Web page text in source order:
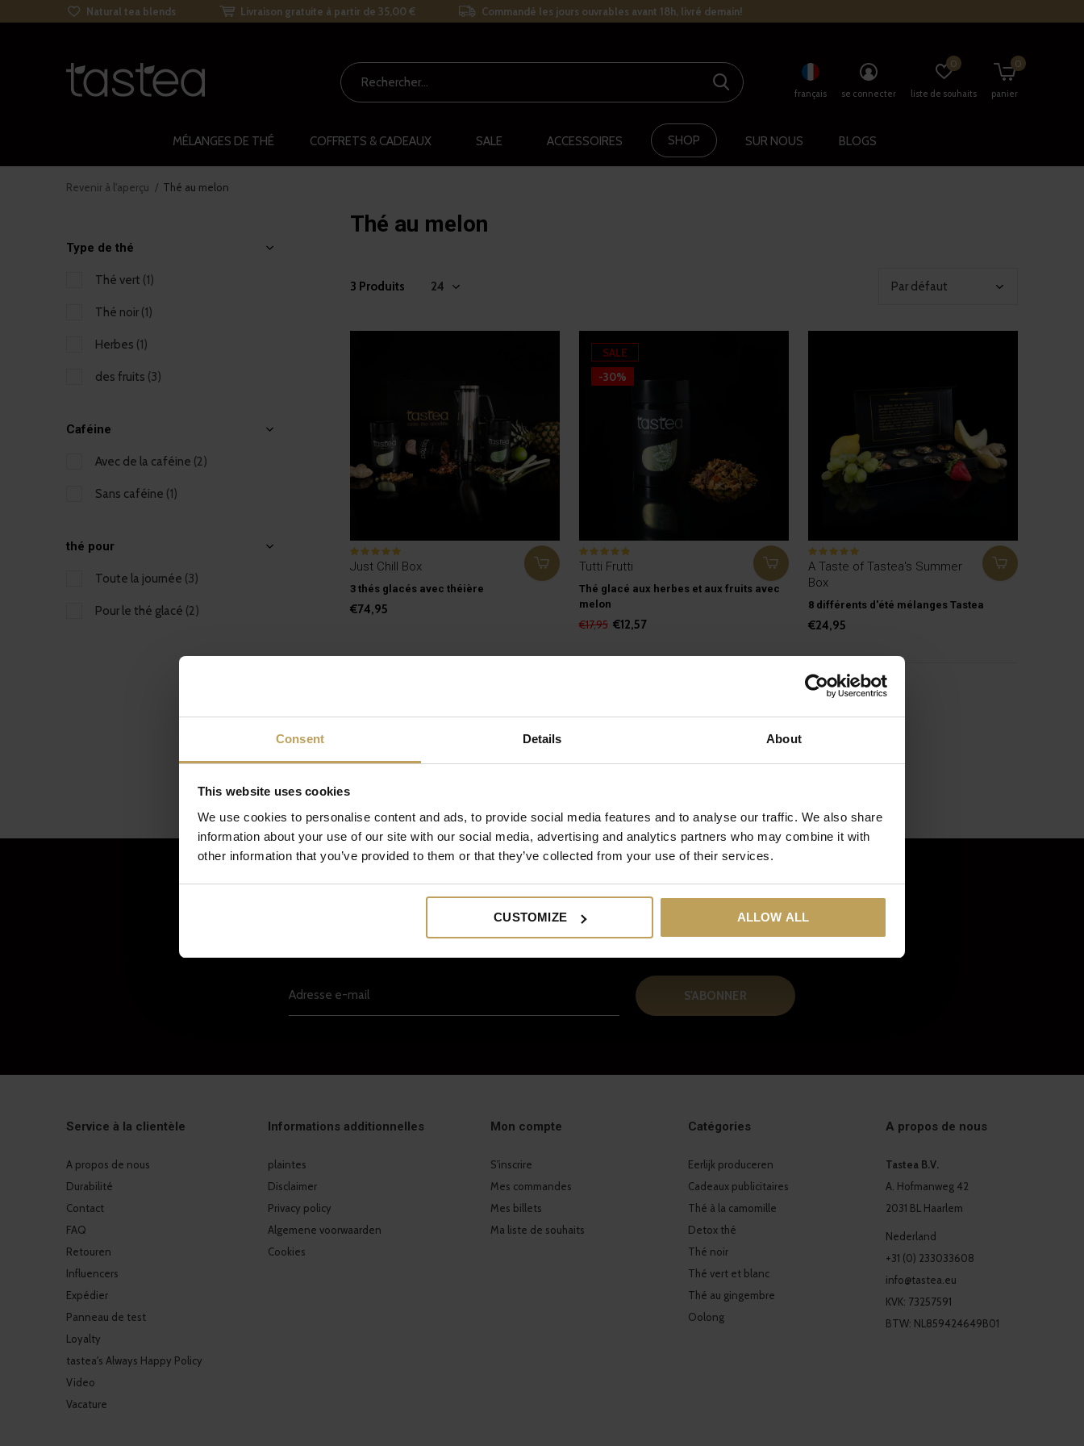
Consent Details About
This website uses cookies
We use cookies to personalise content and ads, to provide social media features and to analyse our traffic. We also share
information about your use of our site with our social media, advertising and analytics partners who may combine it with
other information that you’ve provided to them or that they’ve collected from your use of their services.
CUSTOMIZE ALLOW ALL
MÉLANGES DE THÉ COFFRETS & CADEAUX SALE ACCESSOIRES SHOP SUR NOUS BLOGS
français se connecter liste de souhaits
0
panier
0
Natural tea blends Livraison gratuite à partir de 35,00 € Commandé les jours ouvrables avant 18h, livré demain!
Revenir à l'aperçu Thé au melon
Thé au melon
3 Produits
Just Chill Box
3 thés glacés avec théière
€74,95
SALE
-30%
Tutti Frutti
Thé glacé aux herbes et aux fruits avec
melon
€17,95 €12,57
A Taste of Tastea's Summer
Box
8 différents d'été mélanges Tastea
€24,95
Type de thé
Thé vert (1)
Thé noir (1)
Herbes (1)
des fruits (3)
Caféine
Avec de la caféine (2)
Sans caféine (1)
thé pour
Toute la journée (3)
Pour le thé glacé (2)
Inscrivez-vous à notre newsletter
Et recevez 5€ de réduction sur votre prochaine commande !
S'ABONNER
Service à la clientèle
A propos de nous
Durabilité
Contact
FAQ
Retouren
Influencers
Expédier
Panneau de test
Loyalty
tastea's Always Happy Policy
Video
Vacature
Informations additionnelles
plaintes
Disclaimer
Privacy policy
Algemene voorwaarden
Cookies
Mon compte
S'inscrire
Mes commandes
Mes billets
Ma liste de souhaits
Catégories
Eerlijk produceren
Cadeaux publicitaires
Thé à la camomille
Detox thé
Thé noir
Thé vert et blanc
Thé au gingembre
Oolong
A propos de nous
Tastea B.V.
A. Hofmanweg 42
2031 BL Haarlem
Nederland
+31 (0) 233033608
info@tastea.eu
KVK: 73257591
BTW: NL859424649B01